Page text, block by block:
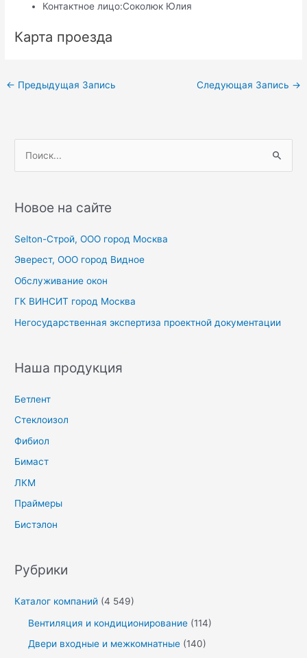
Контактное лицо:Соколюк Юлия
Карта проезда
Навигация
← Предыдущая Запись Следующая Запись →
с
:
Новое на сайте
Selton-Строй, OOO город Москва
Эверест, ООО город Видное
Обслуживание окон
ГК ВИНСИТ город Москва
Негосударственная экспертиза проектной документации
Наша продукция
Бетлент
Стеклоизол
Фибиол
Бимаст
ЛКМ
Праймеры
Бистэлон
Рубрики
Каталог компаний (4 549)
Вентиляция и кондиционирование (114)
Двери входные и межкомнатные (140)